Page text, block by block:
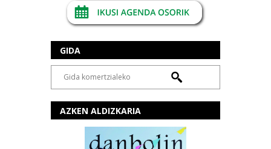
GIDA
AZKEN ALDIZKARIA